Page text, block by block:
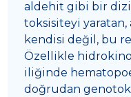
aldehit gibi bir dizi
toksisiteyi
kendisi değil, bu
Özellikle
iliğinde
doğrudan